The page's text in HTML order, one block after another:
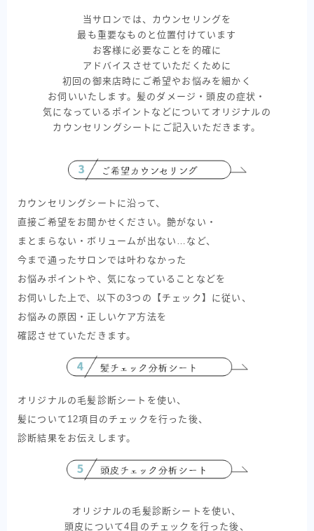
当サロンでは、カウンセリングを
最も重要なものと位置付けています
お客様に必要なことを的確に
アドバイスさせていただくために
初回の御来店時にご希望やお悩みを細かく
お伺いいたします。髪のダメージ・頭皮の症状・
気になっているポイントなどについてオリジナルの
カウンセリングシートにご記入いただきます。
カウンセリングシートに沿って、
直接ご希望をお聞かせください。艶がない・
まとまらない・ボリュームが出ない…など、
今まで通ったサロンでは叶わなかった
お悩みポイントや、気になっていることなどを
お伺いした上で、以下の3つの【チェック】に従い、
お悩みの原因・正しいケア方法を
確認させていただきます。
オリジナルの毛髪診断シートを使い、
髪について12項目のチェックを行った後、
診断結果をお伝えします。
オリジナルの毛髪診断シートを使い、
頭皮について4目のチェックを行った後、